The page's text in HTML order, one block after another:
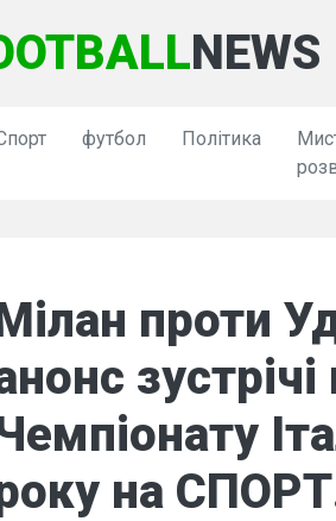
NEWS
футбол Політика
проти
на